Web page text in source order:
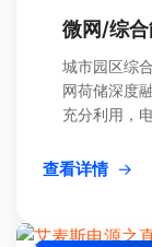
微网/综
城市园区综
网荷储深度
充分利用，
查看详情 →